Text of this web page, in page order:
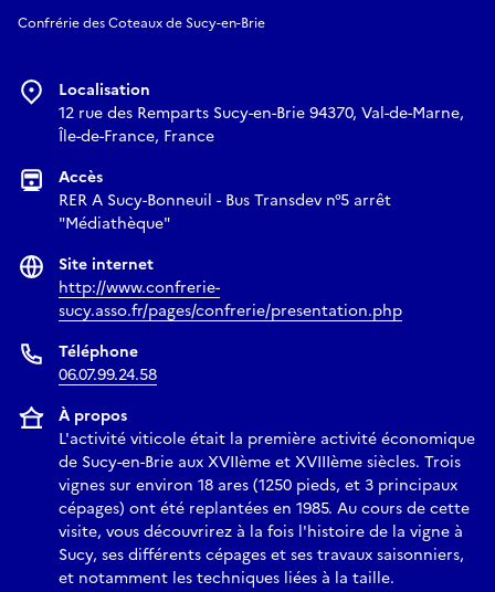
Confrérie des Coteaux de Sucy-en-Brie
Localisation
12 rue des Remparts Sucy-en-Brie 94370, Val-de-Marne,
Île-de-France, France
Accès
RER A Sucy-Bonneuil - Bus Transdev n°5 arrêt
"Médiathèque"
Site internet
http://www.confrerie-
sucy.asso.fr/pages/confrerie/presentation.php
Téléphone
06.07.99.24.58
À propos
L'activité viticole était la première activité économique
de Sucy-en-Brie aux XVIIème et XVIIIème siècles. Trois
vignes sur environ 18 ares (1250 pieds, et 3 principaux
cépages) ont été replantées en 1985. Au cours de cette
visite, vous découvrirez à la fois l'histoire de la vigne à
Sucy, ses différents cépages et ses travaux saisonniers,
et notamment les techniques liées à la taille.